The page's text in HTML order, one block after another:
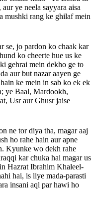
ye neela sayyara aisa
mushki rang ke ghilaf mein
se, jo pardon ko chaak kar
ko cheerte hue us ke
gehrai mein dekho ge to
aur but nazar aayen ge
ke mein in sab ko ek ek
ye Baal, Mardookh,
Usr aur Ghusr jaise
ne tor diya tha, magar aaj
ho rahe hain aur apne
Kyunke wo dekh rahe
kar chuka hai magar us
Hazrat Ibrahim Khaleel-
hai, is liye mada-parasti
insani aql par hawi ho